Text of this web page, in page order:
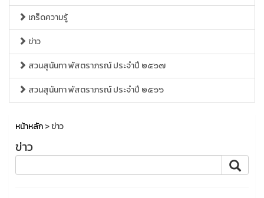
เกร็ดความรู้
ข่าว
สวนสุนันทา พัสตราภรณ์ ประจำปี ๒๕๖๗
สวนสุนันทา พัสตราภรณ์ ประจำปี ๒๕๖๖
หน้าหลัก> ข่าว
ข่าว